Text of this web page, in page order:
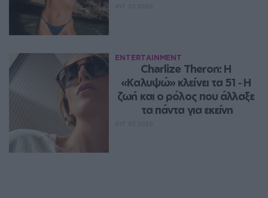
ENTERTAINMENT
Charlize Theron: Η
«Καλυψώ» κλείνει τα 51 ‑ H
ζωή και ο ρόλος που άλλαξε
τα πάντα για εκείνη